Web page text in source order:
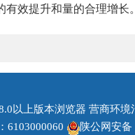
有效提升和量的合理增长
以上版本浏览器 营商环境
6103000060
陕公网安备